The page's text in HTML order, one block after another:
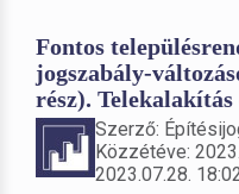
Fontos
jogszabály-
rész). Telekalakítás
Szerző:
Közzétéve:
2023.07.28.